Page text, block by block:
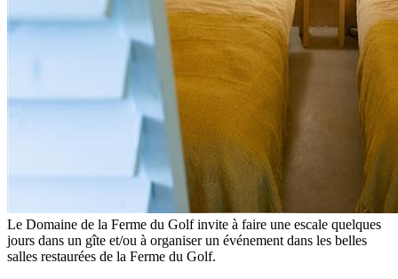
Le Domaine de la Ferme du Golf invite à faire une escale quelques
jours dans un gîte et/ou à organiser un événement dans les belles
salles restaurées de la Ferme du Golf.